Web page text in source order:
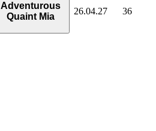
Adventurous
Quaint Mia
26.04.27 36